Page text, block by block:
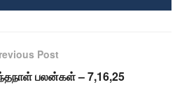
Post
பலன்கள் – 7,16,25